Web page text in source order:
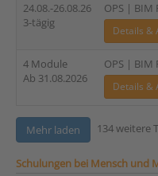
24.08.-26.08.26
3-tägig
OPS |
Details &
4 Module
Ab 31.08.2026
OPS |
Details &
Mehr laden 134 weitere
Schulungen bei Mensch und